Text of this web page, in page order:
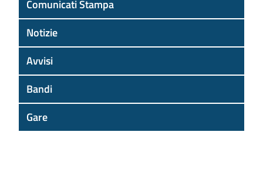
Comunicati Stampa
Notizie
Avvisi
Bandi
Gare